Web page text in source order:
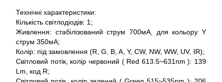
Технічні характеристики:
Кількість світлодіодів: 1;
Живлення: стабілізований струм 700мА, для кольору Y
струм 350мА;
Колір: під замовлення (R, G, B, A, Y, CW, NW, WW, UV, IR);
Світловий потік, колір червоний ( Red 613.5~631nm ): 139
Lm, код R;